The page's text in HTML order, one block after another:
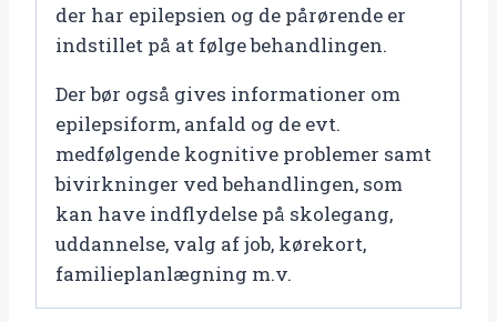
der har epilepsien og de pårørende er
indstillet på at følge behandlingen.
Der bør også gives informationer om
epilepsiform, anfald og de evt.
medfølgende kognitive problemer samt
bivirkninger ved behandlingen, som
kan have indflydelse på skolegang,
uddannelse, valg af job, kørekort,
familieplanlægning m.v.